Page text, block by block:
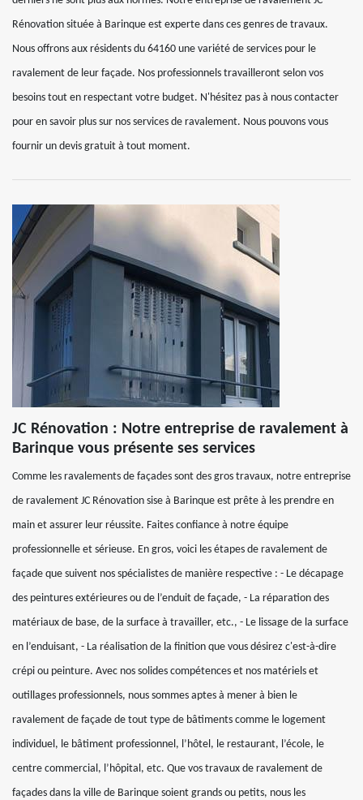
Rénovation située à Barinque est experte dans ces genres de travaux.
Nous offrons aux résidents du 64160 une variété de services pour le
ravalement de leur façade. Nos professionnels travailleront selon vos
besoins tout en respectant votre budget. N'hésitez pas à nous contacter
pour en savoir plus sur nos services de ravalement. Nous pouvons vous
fournir un devis gratuit à tout moment.
JC Rénovation : Notre entreprise de ravalement à
Barinque vous présente ses services
Comme les ravalements de façades sont des gros travaux, notre entreprise
de ravalement JC Rénovation sise à Barinque est prête à les prendre en
main et assurer leur réussite. Faites confiance à notre équipe
professionnelle et sérieuse. En gros, voici les étapes de ravalement de
façade que suivent nos spécialistes de manière respective : - Le décapage
des peintures extérieures ou de l’enduit de façade, - La réparation des
matériaux de base, de la surface à travailler, etc., - Le lissage de la surface
en l’enduisant, - La réalisation de la finition que vous désirez c'est-à-dire
crépi ou peinture. Avec nos solides compétences et nos matériels et
outillages professionnels, nous sommes aptes à mener à bien le
ravalement de façade de tout type de bâtiments comme le logement
individuel, le bâtiment professionnel, l’hôtel, le restaurant, l’école, le
centre commercial, l’hôpital, etc. Que vos travaux de ravalement de
façades dans la ville de Barinque soient grands ou petits, nous les